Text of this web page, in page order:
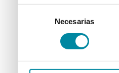
consentimiento
Necesarias